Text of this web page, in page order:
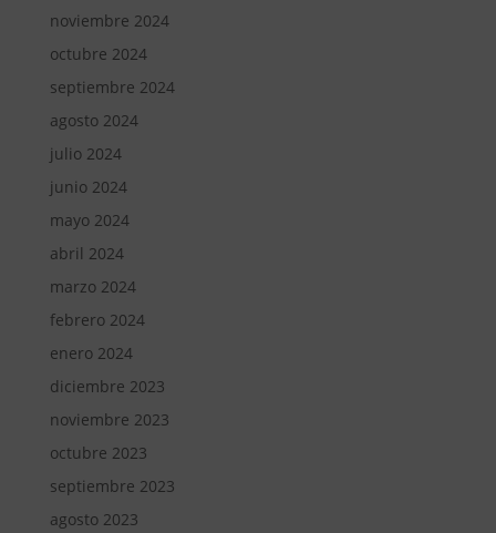
noviembre 2024
octubre 2024
septiembre 2024
agosto 2024
julio 2024
junio 2024
mayo 2024
abril 2024
marzo 2024
febrero 2024
enero 2024
diciembre 2023
noviembre 2023
octubre 2023
septiembre 2023
agosto 2023